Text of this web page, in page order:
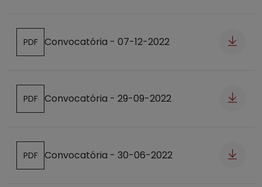
Abre num novo separador
PDF Convocatória - 07-12-2022
Abre num novo separador
PDF Convocatória - 29-09-2022
Abre num novo separador
PDF Convocatória - 30-06-2022